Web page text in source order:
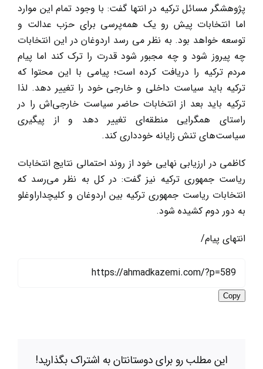
پژوهشگر مسائل ترکیه در انتها گفت: با وجود تمام این موارد
اما انتخابات پیش رو یک همه‌پرسی برای حزب عدالت و
توسعه خواهد بود. به نظر می رسد اردوغان در این انتخابات
چه پیروز شود و چه مجبور شود قدرت را ترک کند اما پیام
مردم ترکیه را دریافت کرده است؛ پیامی با این محتوا که
ترکیه باید سیاست داخلی و خارجی خود را تغییر دهد. لذا
ترکیه باید بعد از انتخابات حاضر سیاست خارجی‌اش را در
راستای همگرایی منطقه‌ای تغییر دهد و از پیگیری
سیاست‌های تنش زایانه‌ خودداری کند.
کاظمی در ارزیابی نهایی خود از روند احتمالی نتایج انتخابات
ریاست جمهوری ترکیه نیز گفت: در کل به نظر می‌رسد که
انتخابات ریاست جمهوری ترکیه بین اردوغان و کلیچداراوغلو
به دور دوم کشیده شود.
انتهای پیام/
Copy
این مطلب رو برای دوستانتان به اشتراک بگذارید!